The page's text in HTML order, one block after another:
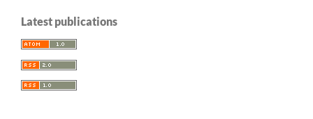
Latest publications